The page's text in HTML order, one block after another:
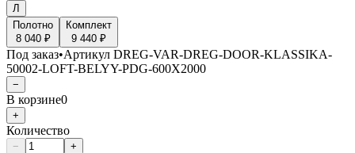
Л
Полотно
8 040 ₽
Комплект
9 440 ₽
Под заказ•Артикул DREG-VAR-DREG-DOOR-KLASSIKA-
50002-LOFT-BELYY-PDG-600X2000
−
В корзине0
+
Количество
−
+